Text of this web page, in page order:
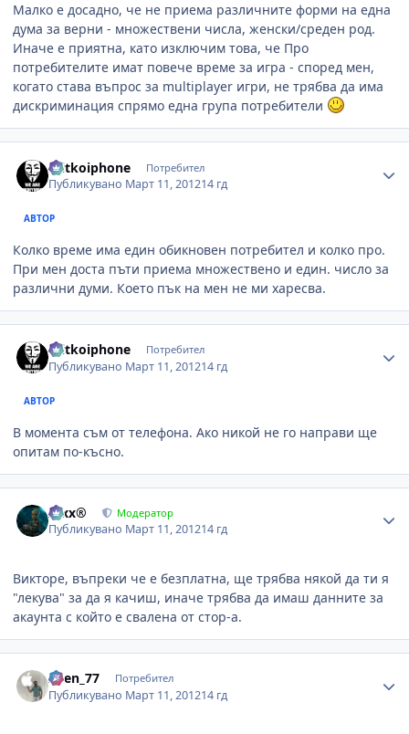
Малко е досадно, че не приема различните форми на една
дума за верни - множествени числа, женски/среден род.
Иначе е приятна, като изключим това, че Про
потребителите имат повече време за игра - според мен,
когато става въпрос за multiplayer игри, не трябва да има
дискриминация спрямо една група потребители
mitkoiphone Потребител
Публикувано Март 11, 201214 гд
АВТОР
Колко време има един обикновен потребител и колко про.
При мен доста пъти приема множествено и един. число за
различни думи. Което пък на мен не ми харесва.
mitkoiphone Потребител
Публикувано Март 11, 201214 гд
АВТОР
В момента съм от телефона. Ако никой не го направи ще
опитам по-късно.
Alxx® Модератор
Публикувано Март 11, 201214 гд
Викторе, въпреки че е безплатна, ще трябва някой да ти я
"лекува" за да я качиш, иначе трябва да имаш данните за
акаунта с който е свалена от стор-а.
Asen_77 Потребител
Публикувано Март 11, 201214 гд